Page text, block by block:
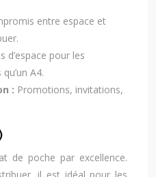
entre espace et
d’espace pour les
A4.
: Promotions, invitations,
de poche par excellence.